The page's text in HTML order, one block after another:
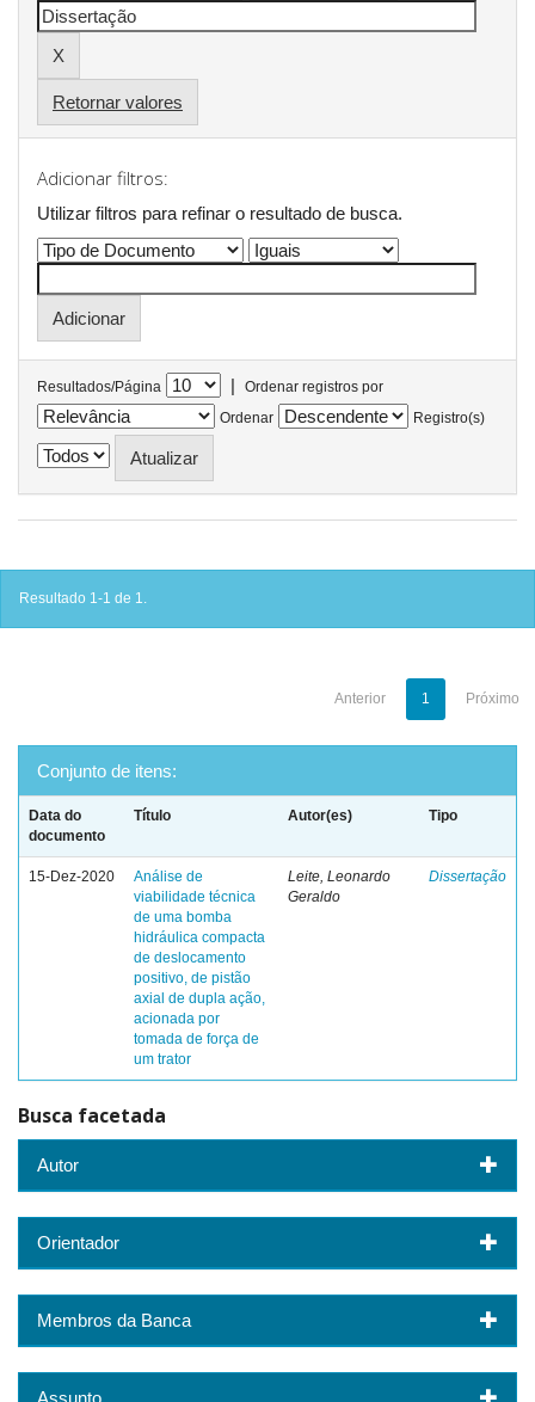
Retornar valores
Adicionar filtros:
Utilizar filtros para refinar o resultado de busca.
Resultados/Página |
Ordenar registros por
Ordenar
Registro(s)
Resultado 1-1 de 1.
Anterior 1 Próximo
Conjunto de itens:
Data do
documento
Título Autor(es) Tipo
15-Dez-2020
Análise de
viabilidade técnica
de uma bomba
hidráulica compacta
de deslocamento
positivo, de pistão
axial de dupla ação,
acionada por
tomada de força de
um trator
Leite, Leonardo
Geraldo
Dissertação
Busca facetada
Autor
Orientador
Membros da Banca
Assunto